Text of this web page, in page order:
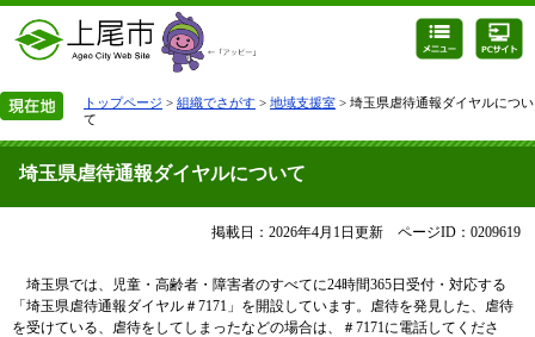
トップページ > 組織でさがす > 地域支援室 > 埼玉県虐待通報ダイヤルについ
て
埼玉県虐待通報ダイヤルについて
掲載日：2026年4月1日更新 ページID：0209619
埼玉県では、児童・高齢者・障害者のすべてに24時間365日受付・対応する
「埼玉県虐待通報ダイヤル＃7171」を開設しています。虐待を発見した、虐待
を受けている、虐待をしてしまったなどの場合は、＃7171に電話してくださ